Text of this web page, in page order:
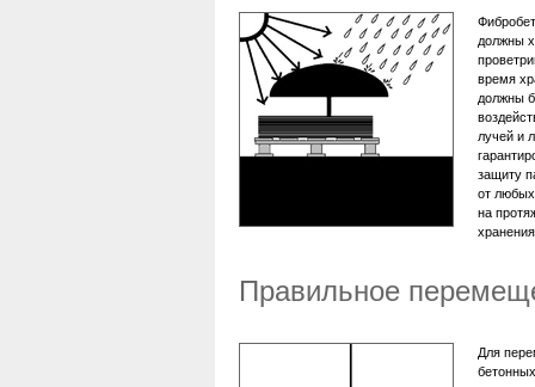
должны
время
должны
лучей и
защиту
от любых
на
Правильное
Для